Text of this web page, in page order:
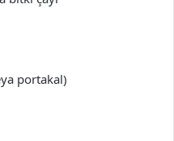
portakal)